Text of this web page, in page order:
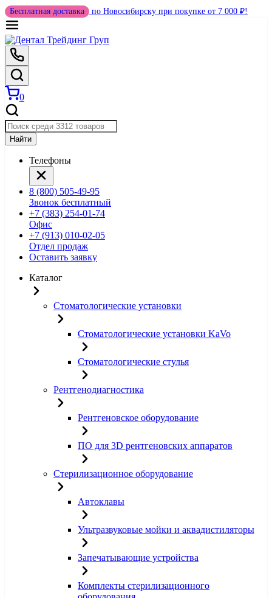
Бесплатная доставка по Новосибирску при покупке от 7 000 ₽!
0
Найти
Телефоны
8 (800) 505-49-95
Звонок бесплатный
+7 (383) 254-01-74
Офис
+7 (913) 010-02-05
Отдел продаж
Оставить заявку
Каталог
Стоматологические установки
Стоматологические установки KaVo
Стоматологические стулья
Рентгенодиагностика
Рентгеновское оборудование
ПО для 3D рентгеновских аппаратов
Стерилизационное оборудование
Автоклавы
Ультразвуковые мойки и аквадистиляторы
Запечатывающие устройства
Комплекты стерилизационного